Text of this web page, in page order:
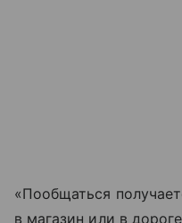
«Пообщаться
в магазин или в